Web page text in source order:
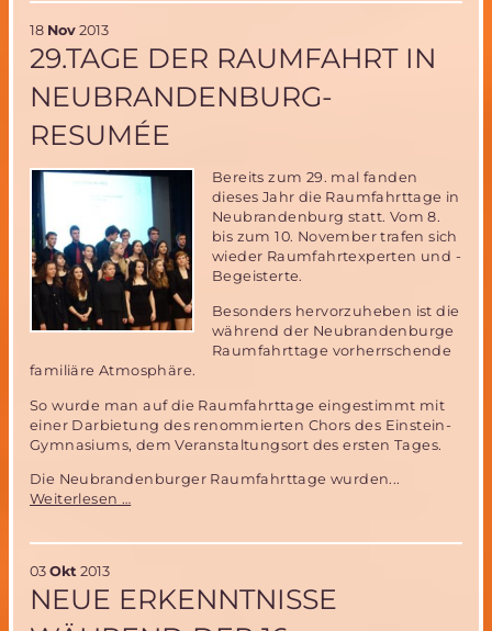
ARIANE?
18 Nov 2013
29.TAGE DER RAUMFAHRT IN
NEUBRANDENBURG-
RESUMÉE
Bereits zum 29. mal fanden
dieses Jahr die Raumfahrttage in
Neubrandenburg statt. Vom 8.
bis zum 10. November trafen sich
wieder Raumfahrtexperten und -
Begeisterte.
Besonders hervorzuheben ist die
während der Neubrandenburge
Raumfahrttage vorherrschende
familiäre Atmosphäre.
So wurde man auf die Raumfahrttage eingestimmt mit
einer Darbietung des renommierten Chors des Einstein-
Gymnasiums, dem Veranstaltungsort des ersten Tages.
Die Neubrandenburger Raumfahrttage wurden...
Weiterlesen …
Resumée
03 Okt 2013
NEUE ERKENNTNISSE